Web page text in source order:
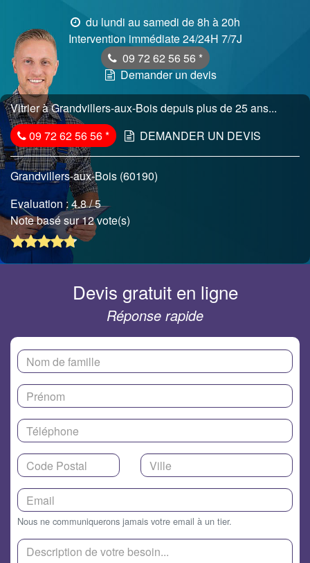
du lundi au samedi de 8h à 20h
Intervention immédiate 24/24H 7/7J
09 72 62 56 56 *
Demander un devis
Vitrier à Grandvillers-aux-Bois depuis plus de 25 ans...
09 72 62 56 56* DEMANDER UN DEVIS
Grandvillers-aux-Bois (60190)
Evaluation :4.8/ 5
Note basé sur 12 vote(s)
Devis gratuit en ligne
Réponse rapide
Nous ne communiquerons jamais votre email à un tier.